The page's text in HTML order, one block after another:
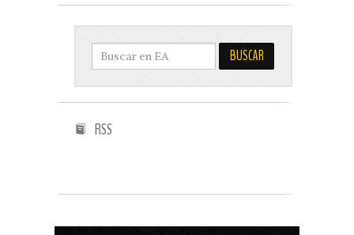
RSS